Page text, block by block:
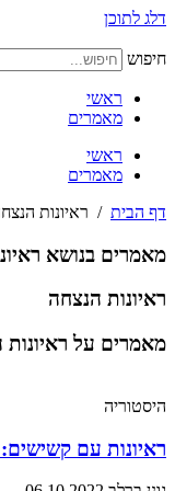
דלג לתוכן
חיפוש
ראשי
מאמרים
ראשי
מאמרים
דף הבית / ראיונות
מאמרים בנושא
ראיונות הנצחה
מאמרים על ראיונות
היסטוריה
ראיונות עם